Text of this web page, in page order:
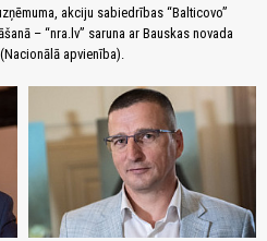
akciju sabiedrības “Balticovo”
– “nra.lv” saruna ar Bauskas novada
apvienība).